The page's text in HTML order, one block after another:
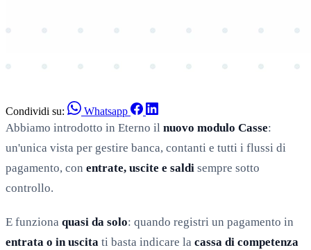
Condividi su: Whatsapp
Abbiamo introdotto in Eterno il nuovo modulo Casse:
un'unica vista per gestire banca, contanti e tutti i flussi di
pagamento, con entrate, uscite e saldi sempre sotto
controllo.
E funziona quasi da solo: quando registri un pagamento in
entrata o in uscita ti basta indicare la cassa di competenza